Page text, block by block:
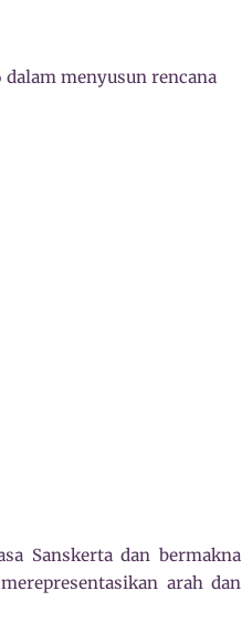
dalam menyusun rencana
Sanskerta dan bermakna
arah dan